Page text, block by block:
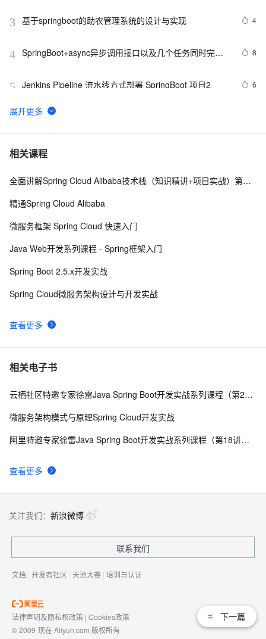
3 基于springboot的助农管理系统的设计与实现 4
4 SpringBoot+async异步调用接口以及几个任务同时完成
8
5 Jenkins Pipeline 流水线方式部署 SpringBoot 项目2 6
6
windows解决SpringBoot启动时：APPLICATION
7 SpringBoot从小白到精通（四）Thymeleaf页面模板引
8 Netty(一) SpringBoot 整合长连接心跳机制（下）
置
10Java：SpringBoot获取所有接口的路由映射关系
相关课程
查看更多
全面讲解Spring Cloud Alibaba技术栈（知识精讲+项目实战）第三阶段
精通Spring Cloud Alibaba
微服务框架 Spring Cloud 快速入门
Java Web开发系列课程 - Spring框架入门
Spring Boot 2.5.x开发实战
Spring Cloud微服务架构设计与开发实战
相关电子书
查看更多
云栖社区特邀专家徐雷Java Spring Boot开发实战系列课程（第20讲）：经典面试题与阿里等名企内部招聘求职面试技巧
微服务架构模式与原理Spring Cloud开发实战
阿里特邀专家徐雷Java Spring Boot开发实战系列课程（第18讲）：制作Java Docker镜像与推送到DockerHub和阿里云Docker仓库
下一篇
关注我们： 新浪微博
联系我们
文档 | 开发者社区 | 天池大赛 | 培训与认证
法律声明及隐私权政策 | Cookies政策
© 2009-现在 Aliyun.com 版权所有